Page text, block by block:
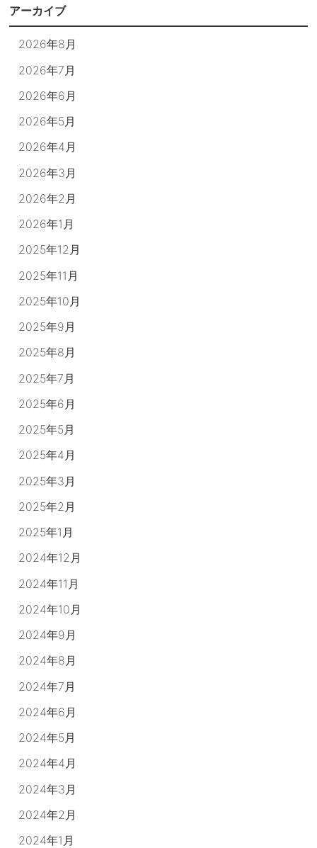
アーカイブ
2026年8月
2026年7月
2026年6月
2026年5月
2026年4月
2026年3月
2026年2月
2026年1月
2025年12月
2025年11月
2025年10月
2025年9月
2025年8月
2025年7月
2025年6月
2025年5月
2025年4月
2025年3月
2025年2月
2025年1月
2024年12月
2024年11月
2024年10月
2024年9月
2024年8月
2024年7月
2024年6月
2024年5月
2024年4月
2024年3月
2024年2月
2024年1月